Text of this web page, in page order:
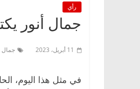
رأي
جمال أنور
11 أبريل، 2023 جمال